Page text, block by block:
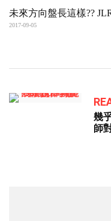
未來方向盤長這樣??
2017-09-05
幾
師